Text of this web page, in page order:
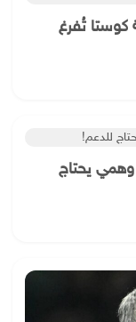
كوستا تُفرغ
يحتاج